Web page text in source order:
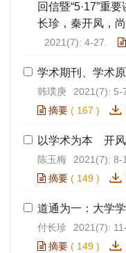
回信暨“5·17”重
长珍，秦开凤，
2021(7): 4-27.
学术期刊、学术
韩璞庚
2021(7): 5-
摘要 ( 167 )
以学术为本 开
陈玉梅
2021(7): 8-
摘要 ( 149 )
道通为一：大学
付长珍
2021(7):
摘要 ( 149 )